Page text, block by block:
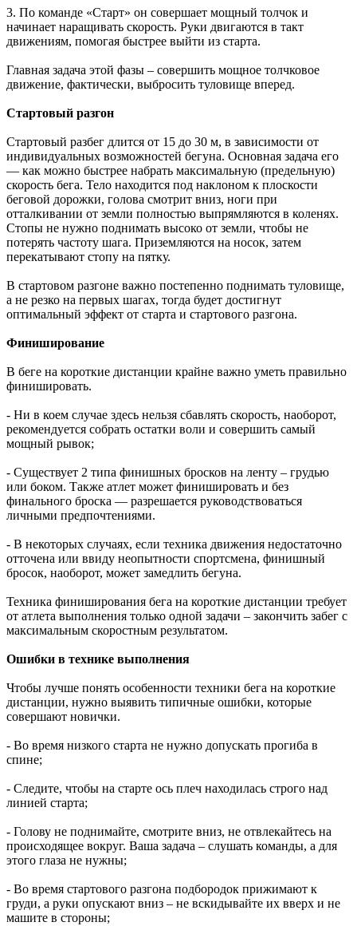
3. По команде «Старт» он совершает мощный толчок и
начинает наращивать скорость. Руки двигаются в такт
движениям, помогая быстрее выйти из старта.
Главная задача этой фазы – совершить мощное толчковое
движение, фактически, выбросить туловище вперед.
Стартовый разгон
Стартовый разбег длится от 15 до 30 м, в зависимости от
индивидуальных возможностей бегуна. Основная задача его
— как можно быстрее набрать максимальную (предельную)
скорость бега. Тело находится под наклоном к плоскости
беговой дорожки, голова смотрит вниз, ноги при
отталкивании от земли полностью выпрямляются в коленях.
Стопы не нужно поднимать высоко от земли, чтобы не
потерять частоту шага. Приземляются на носок, затем
перекатывают стопу на пятку.
В стартовом разгоне важно постепенно поднимать туловище,
а не резко на первых шагах, тогда будет достигнут
оптимальный эффект от старта и стартового разгона.
Финиширование
В беге на короткие дистанции крайне важно уметь правильно
финишировать.
- Ни в коем случае здесь нельзя сбавлять скорость, наоборот,
рекомендуется собрать остатки воли и совершить самый
мощный рывок;
- Существует 2 типа финишных бросков на ленту – грудью
или боком. Также атлет может финишировать и без
финального броска — разрешается руководствоваться
личными предпочтениями.
- В некоторых случаях, если техника движения недостаточно
отточена или ввиду неопытности спортсмена, финишный
бросок, наоборот, может замедлить бегуна.
Техника финиширования бега на короткие дистанции требует
от атлета выполнения только одной задачи – закончить забег с
максимальным скоростным результатом.
Ошибки в технике выполнения
Чтобы лучше понять особенности техники бега на короткие
дистанции, нужно выявить типичные ошибки, которые
совершают новички.
- Во время низкого старта не нужно допускать прогиба в
спине;
- Следите, чтобы на старте ось плеч находилась строго над
линией старта;
- Голову не поднимайте, смотрите вниз, не отвлекайтесь на
происходящее вокруг. Ваша задача – слушать команды, а для
этого глаза не нужны;
- Во время стартового разгона подбородок прижимают к
груди, а руки опускают вниз – не вскидывайте их вверх и не
машите в стороны;